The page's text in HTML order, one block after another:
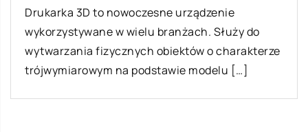
Kawa to jeden z najpopularniejszych napojów na
świecie. Istnieje od wieków i pozostaje
ulubionym wśród wielu. Istnieje wiele różnych
sposobów […]